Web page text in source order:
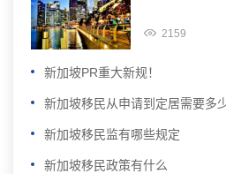
2159
新加坡PR重大新规！
新加坡移民从申请到定居需要多
新加坡移民监有哪些规定
新加坡移民政策有什么